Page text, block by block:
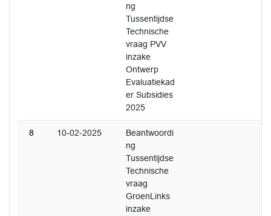
ng
Tussentijdse
Technische
vraag PVV
inzake
Ontwerp
Evaluatiekad
er Subsidies
2025
8 10-02-2025
Beantwoordi
ng
Tussentijdse
Technische
vraag
GroenLinks
inzake